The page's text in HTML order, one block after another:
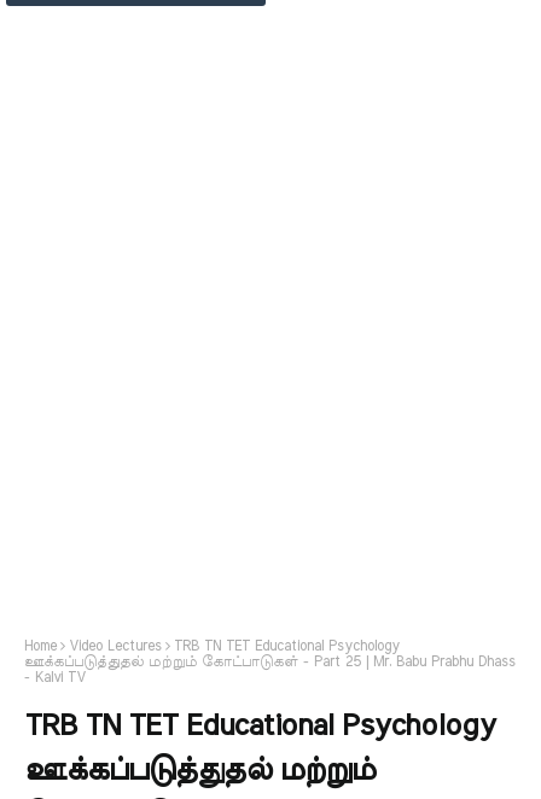
Home Video Lectures
TRB TN TET Educational Psychology
ஊக்கப்படுத்துதல் மற்றும் கோட்பாடுகள் - Part 25 | Mr. Babu Prabhu Dhass
- Kalvi TV
TRB TN TET Educational Psychology
ஊக்கப்படுத்துதல் மற்றும்